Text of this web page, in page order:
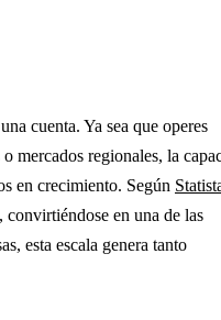
cuenta. Ya sea que operes
mercados regionales, la
en crecimiento. Según
convirtiéndose en una de las
esta escala genera tanto